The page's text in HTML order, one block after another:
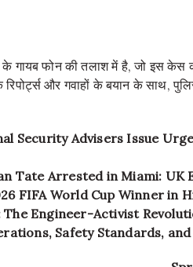
गायब फोन की तलाश में है, जो इस केस
रिपोर्ट्स और गवाहों के बयान के साथ,
Security Advisers Issue
Tate Arrested in Miami: UK
FIFA World Cup Winner in
The Engineer-Activist
Safety Standards,